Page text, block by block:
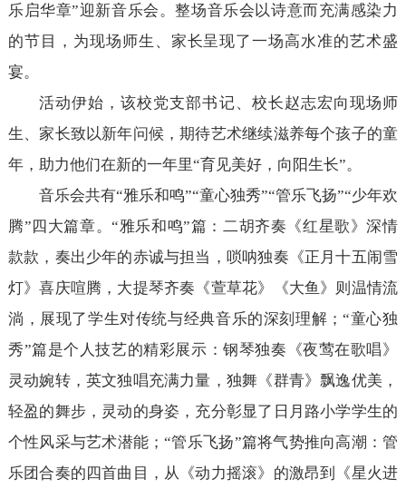
乐启华章”迎新音乐会。整场音乐会以诗意而充满感染力
的节目，为现场师生、家长呈现了一场高水准的艺术盛
宴。
活动伊始，该校党支部书记、校长赵志宏向现场师
生、家长致以新年问候，期待艺术继续滋养每个孩子的童
年，助力他们在新的一年里“育见美好，向阳生长”。
音乐会共有“雅乐和鸣”“童心独秀”“管乐飞扬”“少年欢
腾”四大篇章。“雅乐和鸣”篇：二胡齐奏《红星歌》深情
款款，奏出少年的赤诚与担当，唢呐独奏《正月十五闹雪
灯》喜庆喧腾，大提琴齐奏《萱草花》《大鱼》则温情流
淌，展现了学生对传统与经典音乐的深刻理解；“童心独
秀”篇是个人技艺的精彩展示：钢琴独奏《夜莺在歌唱》
灵动婉转，英文独唱充满力量，独舞《群青》飘逸优美，
轻盈的舞步，灵动的身姿，充分彰显了日月路小学学生的
个性风采与艺术潜能；“管乐飞扬”篇将气势推向高潮：管
乐团合奏的四首曲目，从《动力摇滚》的激昂到《星火进